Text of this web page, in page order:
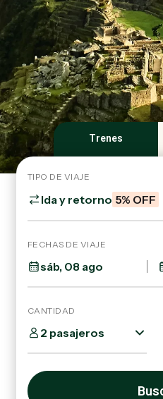
Trenes
TIPO DE VIAJE
Ida y retorno 5% OFF
FECHAS DE VIAJE
CANTIDAD
2 pasajeros